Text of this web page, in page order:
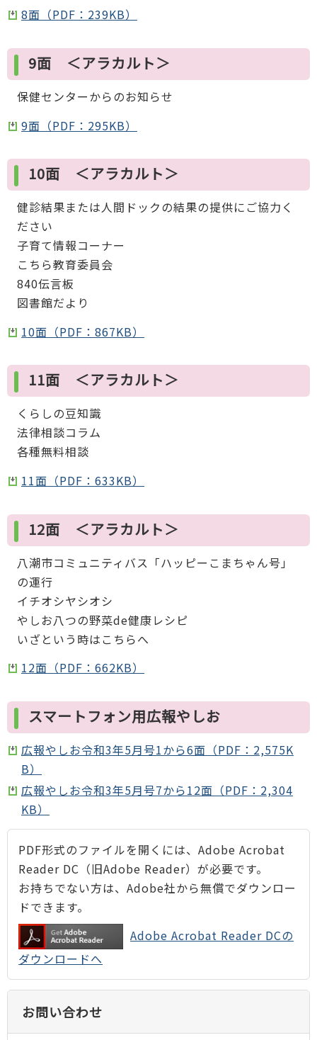
8面（PDF：239KB）
9面 ＜アラカルト＞
保健センターからのお知らせ
9面（PDF：295KB）
10面 ＜アラカルト＞
健診結果または人間ドックの結果の提供にご協力く
ださい
子育て情報コーナー
こちら教育委員会
840伝言板
図書館だより
10面（PDF：867KB）
11面 ＜アラカルト＞
くらしの豆知識
法律相談コラム
各種無料相談
11面（PDF：633KB）
12面 ＜アラカルト＞
八潮市コミュニティバス「ハッピーこまちゃん号」
の運行
イチオシヤシオシ
やしお八つの野菜de健康レシピ
いざという時はこちらへ
12面（PDF：662KB）
スマートフォン用広報やしお
広報やしお令和3年5月号1から6面（PDF：2,575K
B）
広報やしお令和3年5月号7から12面（PDF：2,304
KB）
PDF形式のファイルを開くには、Adobe Acrobat
Reader DC（旧Adobe Reader）が必要です。
お持ちでない方は、Adobe社から無償でダウンロー
ドできます。
Adobe Acrobat Reader DCの
ダウンロードへ
お問い合わせ